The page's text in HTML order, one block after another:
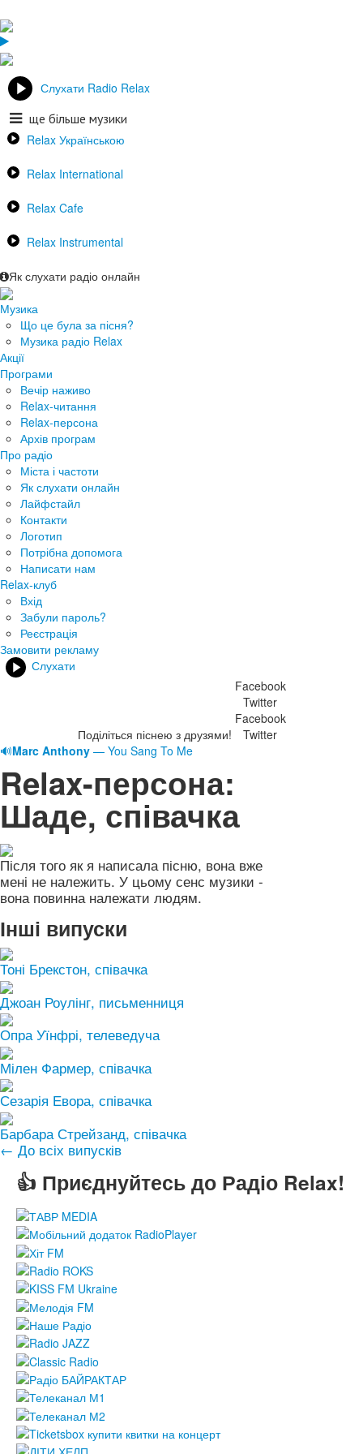
Слухати Radio Relax
ще більше музики
Relax Українською
Relax International
Relax Cafe
Relax Instrumental
Як слухати радіо онлайн
Музика
Що це була за пісня?
Музика радіо Relax
Акції
Програми
Вечір наживо
Relax-читання
Relax-персона
Архів програм
Про радіо
Міста і частоти
Як слухати онлайн
Лайфстайл
Контакти
Логотип
Потрібна допомога
Написати нам
Relax-клуб
Вхід
Забули пароль?
Реєстрація
Замовити рекламу
Слухати
Поділіться піснею з друзями!
Facebook
Twitter
Facebook
Twitter
🔊Marc Anthony — You Sang To Me
Relax-персона:
Шаде, співачка
Після того як я написала пісню, вона вже
мені не належить. У цьому сенс музики -
вона повинна належати людям.
Інші випуски
Тоні Брекстон, співачка
Джоан Роулінг, письменниця
Опра Уїнфрі, телеведуча
Мілен Фармер, співачка
Сезарія Евора, співачка
Барбара Стрейзанд, співачка
← До всіх випусків
👍 Приєднуйтесь до Радіо Relax!